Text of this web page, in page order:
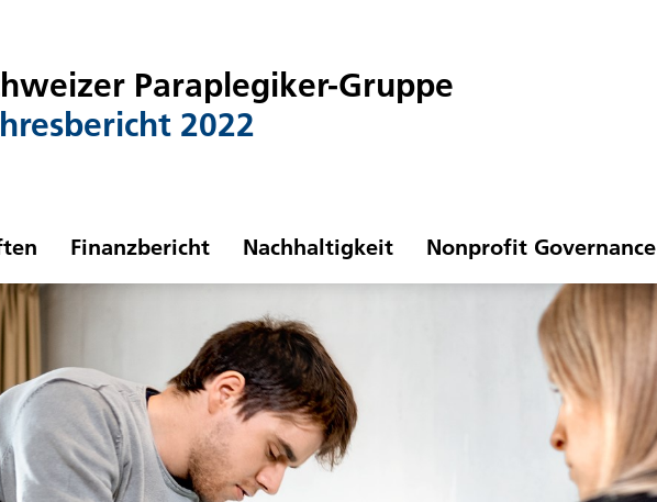
Paraplegiker-Gruppe
2022
Finanzbericht Nachhaltigkeit Nonprofit Governance